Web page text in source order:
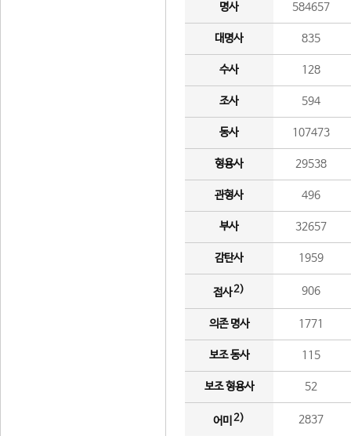
명사 584657
대명사 835
수사 128
조사 594
동사 107473
형용사 29538
관형사 496
부사 32657
감탄사 1959
접사2) 906
의존 명사 1771
보조 동사 115
보조 형용사 52
어미 2) 2837